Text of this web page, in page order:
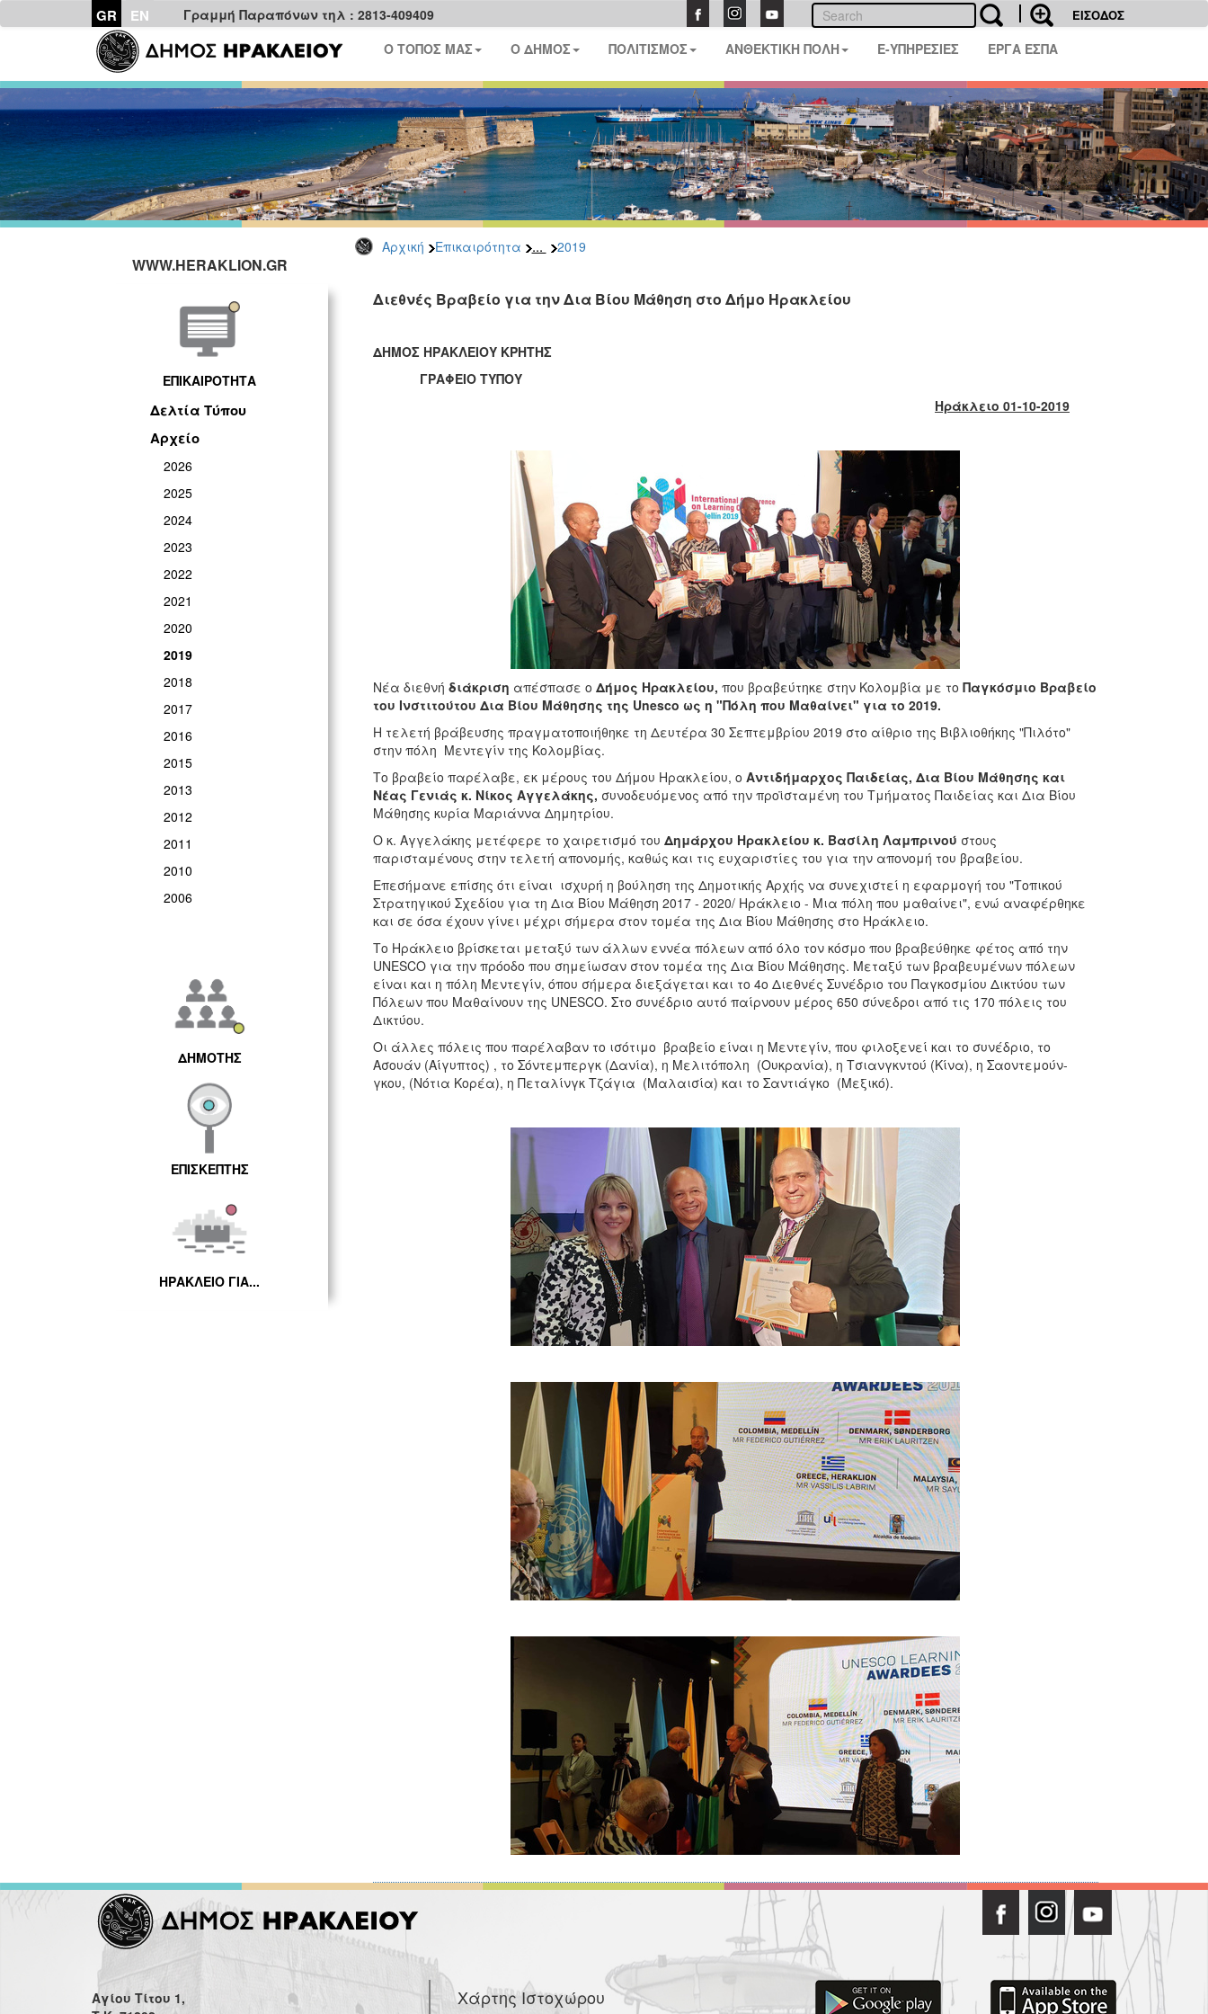
GR EN Γραμμή Παραπόνων τηλ : 2813-409409 ΕΙΣΟΔΟΣ
Ο ΤΟΠΟΣ ΜΑΣ Ο ΔΗΜΟΣ ΠΟΛΙΤΙΣΜΟΣ ΑΝΘΕΚΤΙΚΗ ΠΟΛΗ E-ΥΠΗΡΕΣΙΕΣ ΕΡΓΑ ΕΣΠΑ
Αρχική Επικαιρότητα ... 2019
WWW.HERAKLION.GR
ΕΠΙΚΑΙΡΟΤΗΤΑ
Δελτία Τύπου
Αρχείο
2026
2025
2024
2023
2022
2021
2020
2019
2018
2017
2016
2015
2013
2012
2011
2010
2006
ΔΗΜΟΤΗΣ
ΕΠΙΣΚΕΠΤΗΣ
ΗΡΑΚΛΕΙΟ ΓΙΑ...
Διεθνές Βραβείο για την Δια Βίου Μάθηση στο Δήμο Ηρακλείου
ΔΗΜΟΣ ΗΡΑΚΛΕΙΟΥ ΚΡΗΤΗΣ
ΓΡΑΦΕΙΟ ΤΥΠΟΥ
Ηράκλειο 01-10-2019
Νέα διεθνή διάκριση απέσπασε ο Δήμος Ηρακλείου, που βραβεύτηκε στην Κολομβία με το Παγκόσμιο Βραβείο
του Ινστιτούτου Δια Βίου Μάθησης της Unesco ως η "Πόλη που Μαθαίνει" για το 2019.
Η τελετή βράβευσης πραγματοποιήθηκε τη Δευτέρα 30 Σεπτεμβρίου 2019 στο αίθριο της Βιβλιοθήκης "Πιλότο"
στην πόλη Μεντεγίν της Κολομβίας.
Το βραβείο παρέλαβε, εκ μέρους του Δήμου Ηρακλείου, ο Αντιδήμαρχος Παιδείας, Δια Βίου Μάθησης και
Νέας Γενιάς κ. Νίκος Αγγελάκης, συνοδευόμενος από την προϊσταμένη του Τμήματος Παιδείας και Δια Βίου
Μάθησης κυρία Μαριάννα Δημητρίου.
Ο κ. Αγγελάκης μετέφερε το χαιρετισμό του Δημάρχου Ηρακλείου κ. Βασίλη Λαμπρινού στους
παρισταμένους στην τελετή απονομής, καθώς και τις ευχαριστίες του για την απονομή του βραβείου.
Επεσήμανε επίσης ότι είναι ισχυρή η βούληση της Δημοτικής Αρχής να συνεχιστεί η εφαρμογή του "Τοπικού
Στρατηγικού Σχεδίου για τη Δια Βίου Μάθηση 2017 - 2020/ Ηράκλειο - Μια πόλη που μαθαίνει", ενώ αναφέρθηκε
και σε όσα έχουν γίνει μέχρι σήμερα στον τομέα της Δια Βίου Μάθησης στο Ηράκλειο.
Το Ηράκλειο βρίσκεται μεταξύ των άλλων εννέα πόλεων από όλο τον κόσμο που βραβεύθηκε φέτος από την
UNESCO για την πρόοδο που σημείωσαν στον τομέα της Δια Βίου Μάθησης. Μεταξύ των βραβευμένων πόλεων
είναι και η πόλη Μεντεγίν, όπου σήμερα διεξάγεται και το 4ο Διεθνές Συνέδριο του Παγκοσμίου Δικτύου των
Πόλεων που Μαθαίνουν της UNESCO. Στο συνέδριο αυτό παίρνουν μέρος 650 σύνεδροι από τις 170 πόλεις του
Δικτύου.
Οι άλλες πόλεις που παρέλαβαν το ισότιμο βραβείο είναι η Μεντεγίν, που φιλοξενεί και το συνέδριο, το
Ασουάν (Αίγυπτος) , το Σόντεμπεργκ (Δανία), η Μελιτόπολη (Ουκρανία), η Τσιανγκντού (Κίνα), η Σαοντεμούν-
γκου, (Νότια Κορέα), η Πεταλίνγκ Τζάγια (Μαλαισία) και το Σαντιάγκο (Μεξικό).
Αγίου Τίτου 1,
Χάρτης Ιστοχώρου